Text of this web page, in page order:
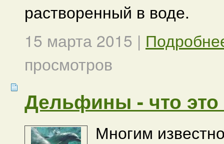
растворенный в воде.
15 марта 2015 |
просмотров
Дельфины - что это
Многим